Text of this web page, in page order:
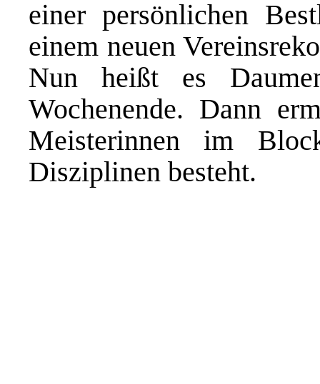
einer persönlichen
einem neuen
Nun heißt es
Wochenende. Dann
Meisterinnen im
Disziplinen besteht.